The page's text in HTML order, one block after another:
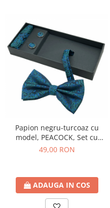
Papion negru-turcoaz cu
model, PEACOCK, Set cu
butoni si batista
49,00 RON
ADAUGA IN COS